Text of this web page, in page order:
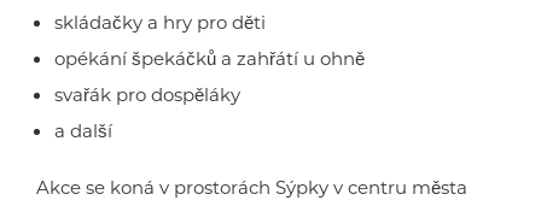
skládačky a hry pro děti
opékání špekáčků a zahřátí u ohně
svařák pro dospěláky
a další
Akce se koná v prostorách Sýpky v centru města